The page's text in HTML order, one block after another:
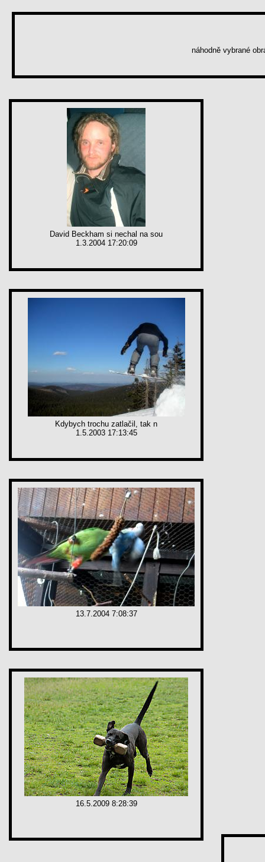
náhodně vybrané
David Beckham si nechal na sou
1.3.2004 17:20:09
Kdybych trochu zatlačil, tak n
1.5.2003 17:13:45
13.7.2004 7:08:37
16.5.2009 8:28:39